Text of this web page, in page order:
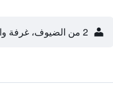
2 من الضيوف، غرفة واحدة